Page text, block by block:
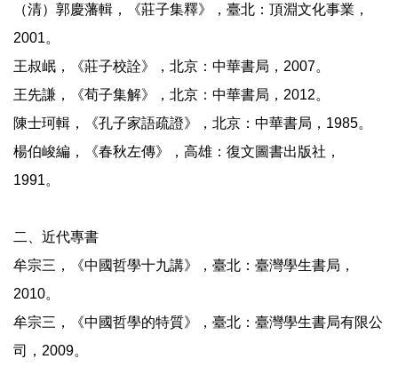
（清）郭慶藩輯，《莊子集釋》，臺北：頂淵文化事業，
2001。
王叔岷，《莊子校詮》，北京：中華書局，2007。
王先謙，《荀子集解》，北京：中華書局，2012。
陳士珂輯，《孔子家語疏證》，北京：中華書局，1985。
楊伯峻編，《春秋左傳》，高雄：復文圖書出版社，
1991。
二、近代專書
牟宗三，《中國哲學十九講》，臺北：臺灣學生書局，
2010。
牟宗三，《中國哲學的特質》，臺北：臺灣學生書局有限公
司，2009。